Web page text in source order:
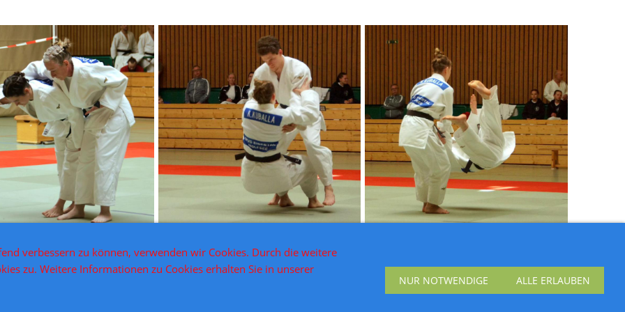
verbessern zu können, verwenden wir Cookies. Durch die weitere
zu. Weitere Informationen zu Cookies erhalten Sie in unserer
NUR NOTWENDIGE ALLE ERLAUBEN